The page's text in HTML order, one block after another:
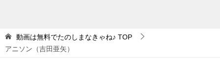
動画は無料でたのしまなきゃね♪ TOP
アニソン（吉田亜矢）